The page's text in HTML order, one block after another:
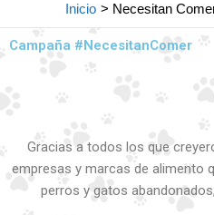
Inicio Necesitan
Campaña #NecesitanComer
Gracias a todos los que
empresas y marcas de alimento
perros y gatos